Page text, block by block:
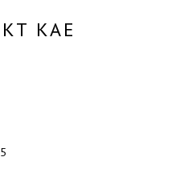
KAE